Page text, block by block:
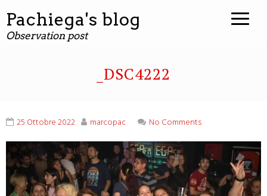
contenuto
Pachiega's blog
Observation post
_DSC4222
25 Ottobre 2022 marcopac No Comments